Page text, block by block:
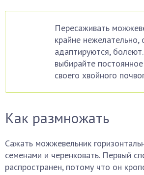
Пересаживать
крайне нежелательно,
адаптируются,
выбирайте
своего хвойного
Как размножать
Сажать можжевельник
семенами и черенковать. Первый
распространен, потому что он